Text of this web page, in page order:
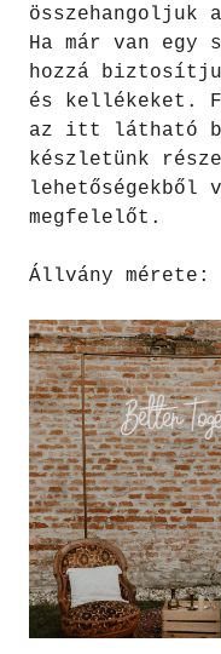
összehangoljuk
Ha már van
hozzá
és kellékeket.
az itt látható
készletünk
lehetőségekből
megfelelőt.
Állvány mérete: